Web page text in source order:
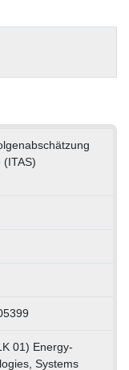
(ITAS)
01) Energy-
Systems